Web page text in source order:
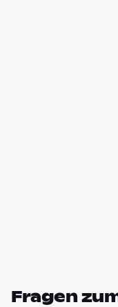
Fragen